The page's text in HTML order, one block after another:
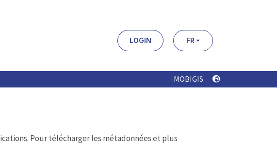
LOGIN FR
MOBIGIS
Pour télécharger les métadonnées et plus